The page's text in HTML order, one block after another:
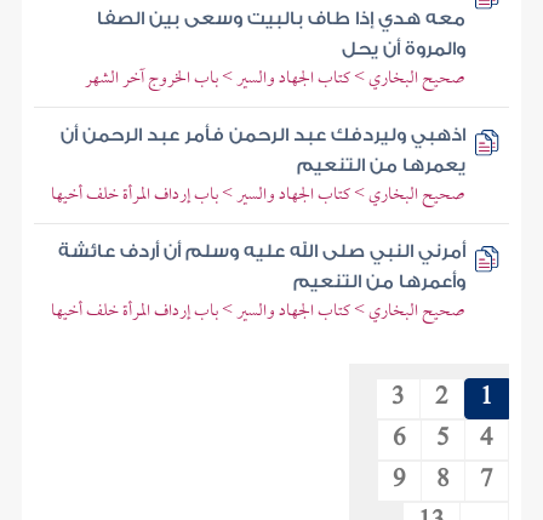
معه هدي إذا طاف بالبيت وسعى بين الصفا
والمروة أن يحل
صحيح البخاري > كتاب الجهاد والسير > باب الخروج آخر الشهر
اذهبي وليردفك عبد الرحمن فأمر عبد الرحمن أن
يعمرها من التنعيم
صحيح البخاري > كتاب الجهاد والسير > باب إرداف المرأة خلف أخيها
أمرني النبي صلى الله عليه وسلم أن أردف عائشة
وأعمرها من التنعيم
صحيح البخاري > كتاب الجهاد والسير > باب إرداف المرأة خلف أخيها
1
2
3
4
5
6
7
8
9